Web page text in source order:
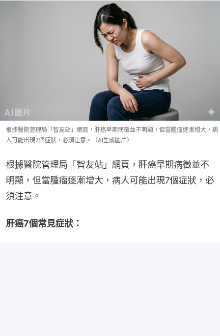
根據醫院管理局「智友站」網頁，肝癌早期病徵並不明顯，但當腫瘤逐漸增大，病
人可能出現7個症狀，必須注意。（AI生成圖片）
根據醫院管理局「智友站」網頁，肝癌早期病徵並不
明顯，但當腫瘤逐漸增大，病人可能出現7個症狀，必
須注意。
肝癌7個常見症狀：